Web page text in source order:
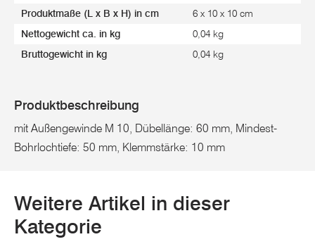
Produktmaße (L x B x H) in cm 6 x 10 x 10 cm
Nettogewicht ca. in kg 0,04 kg
Bruttogewicht in kg 0,04 kg
Produktbeschreibung
mit Außengewinde M 10, Dübellänge: 60 mm, Mindest-
Bohrlochtiefe: 50 mm, Klemmstärke: 10 mm
Weitere Artikel in dieser
Kategorie